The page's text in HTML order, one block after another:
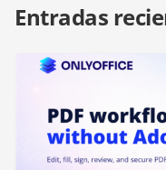
Entradas